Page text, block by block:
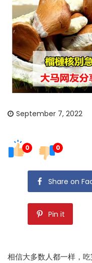
September 7, 2022
0 0
Share on
Pin it
相信大多数人都一样，